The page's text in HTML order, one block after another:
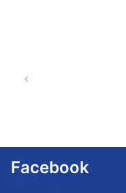
Facebook